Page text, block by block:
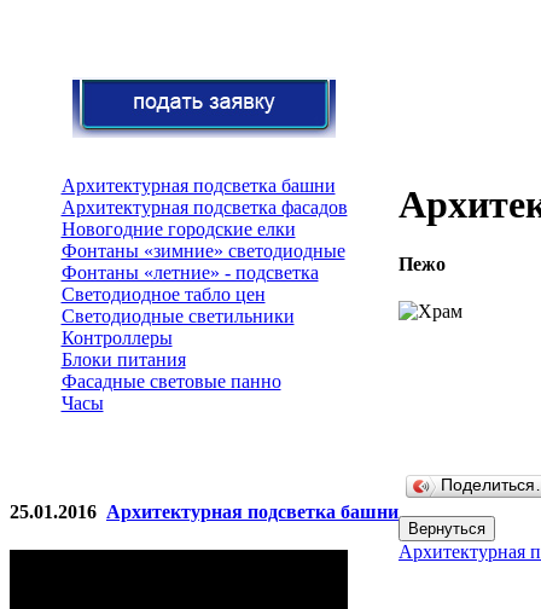
Архитектурная подсветка башни
Архитектурная подсветка фасадов
Новогодние городские елки
Фонтаны «зимние» светодиодные
Фонтаны «летние» - подсветка
Светодиодное табло цен
Светодиодные светильники
Контроллеры
Блоки питания
Фасадные световые панно
Часы
25.01.2016 Архитектурная подсветка башни
Пежо
Архитектурная